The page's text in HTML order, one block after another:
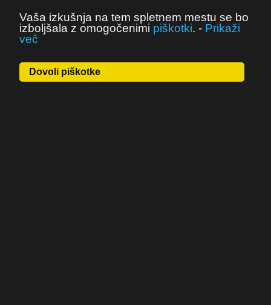
Vaša izkušnja na tem spletnem mestu se bo
izboljšala z omogočenimi piškotki. - Prikaži
več
Dovoli piškotke